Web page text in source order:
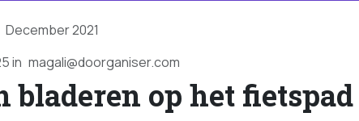
December 2021
in magali@doorganiser.com
bladeren op het fietspad